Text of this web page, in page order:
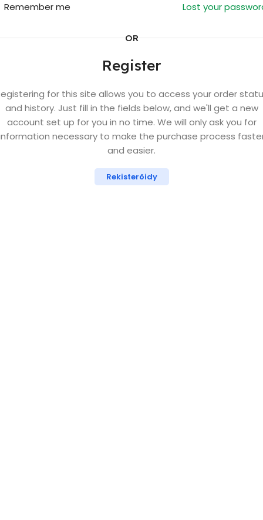
Lost your
Remember me
OR
Register
for this site allows you to access your order
and history. Just fill in the fields below, and we'll get a new
account set up for you in no time. We will only ask you for
necessary to make the purchase process
and easier.
Rekisteröidy